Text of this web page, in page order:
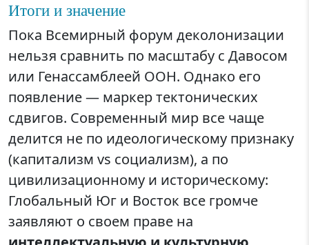
Итоги и значение
Пока Всемирный форум деколонизации
нельзя сравнить по масштабу с Давосом
или Генассамблеей ООН. Однако его
появление — маркер тектонических
сдвигов. Современный мир все чаще
делится не по идеологическому признаку
(капитализм vs социализм), а по
цивилизационному и историческому:
Глобальный Юг и Восток все громче
заявляют о своем праве на